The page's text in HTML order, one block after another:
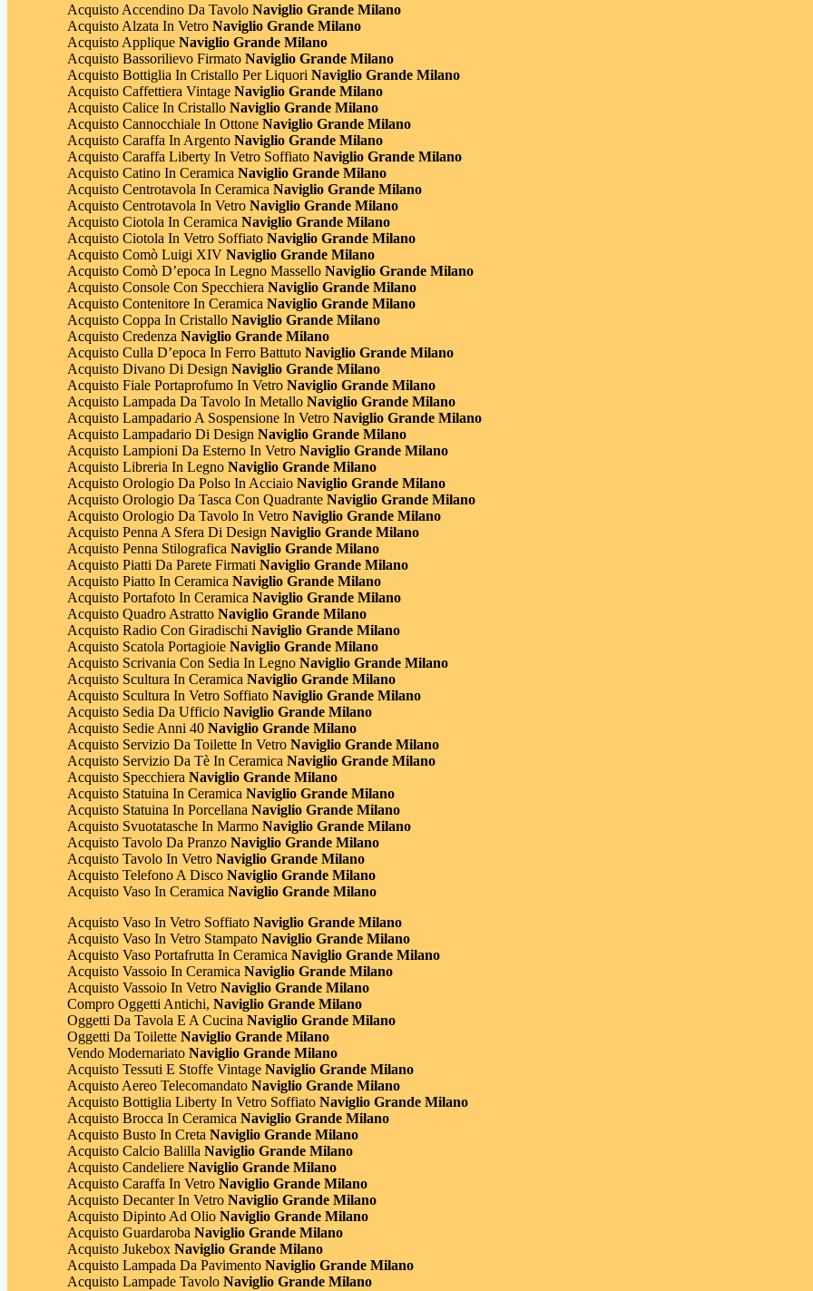
Acquisto Accendino Da Tavolo Naviglio Grande Milano
Acquisto Alzata In Vetro Naviglio Grande Milano
Acquisto Applique Naviglio Grande Milano
Acquisto Bassorilievo Firmato Naviglio Grande Milano
Acquisto Bottiglia In Cristallo Per Liquori Naviglio Grande Milano
Acquisto Caffettiera Vintage Naviglio Grande Milano
Acquisto Calice In Cristallo Naviglio Grande Milano
Acquisto Cannocchiale In Ottone Naviglio Grande Milano
Acquisto Caraffa In Argento Naviglio Grande Milano
Acquisto Caraffa Liberty In Vetro Soffiato Naviglio Grande Milano
Acquisto Catino In Ceramica Naviglio Grande Milano
Acquisto Centrotavola In Ceramica Naviglio Grande Milano
Acquisto Centrotavola In Vetro Naviglio Grande Milano
Acquisto Ciotola In Ceramica Naviglio Grande Milano
Acquisto Ciotola In Vetro Soffiato Naviglio Grande Milano
Acquisto Comò Luigi XIV Naviglio Grande Milano
Acquisto Comò D’epoca In Legno Massello Naviglio Grande Milano
Acquisto Console Con Specchiera Naviglio Grande Milano
Acquisto Contenitore In Ceramica Naviglio Grande Milano
Acquisto Coppa In Cristallo Naviglio Grande Milano
Acquisto Credenza Naviglio Grande Milano
Acquisto Culla D’epoca In Ferro Battuto Naviglio Grande Milano
Acquisto Divano Di Design Naviglio Grande Milano
Acquisto Fiale Portaprofumo In Vetro Naviglio Grande Milano
Acquisto Lampada Da Tavolo In Metallo Naviglio Grande Milano
Acquisto Lampadario A Sospensione In Vetro Naviglio Grande Milano
Acquisto Lampadario Di Design Naviglio Grande Milano
Acquisto Lampioni Da Esterno In Vetro Naviglio Grande Milano
Acquisto Libreria In Legno Naviglio Grande Milano
Acquisto Orologio Da Polso In Acciaio Naviglio Grande Milano
Acquisto Orologio Da Tasca Con Quadrante Naviglio Grande Milano
Acquisto Orologio Da Tavolo In Vetro Naviglio Grande Milano
Acquisto Penna A Sfera Di Design Naviglio Grande Milano
Acquisto Penna Stilografica Naviglio Grande Milano
Acquisto Piatti Da Parete Firmati Naviglio Grande Milano
Acquisto Piatto In Ceramica Naviglio Grande Milano
Acquisto Portafoto In Ceramica Naviglio Grande Milano
Acquisto Quadro Astratto Naviglio Grande Milano
Acquisto Radio Con Giradischi Naviglio Grande Milano
Acquisto Scatola Portagioie Naviglio Grande Milano
Acquisto Scrivania Con Sedia In Legno Naviglio Grande Milano
Acquisto Scultura In Ceramica Naviglio Grande Milano
Acquisto Scultura In Vetro Soffiato Naviglio Grande Milano
Acquisto Sedia Da Ufficio Naviglio Grande Milano
Acquisto Sedie Anni 40 Naviglio Grande Milano
Acquisto Servizio Da Toilette In Vetro Naviglio Grande Milano
Acquisto Servizio Da Tè In Ceramica Naviglio Grande Milano
Acquisto Specchiera Naviglio Grande Milano
Acquisto Statuina In Ceramica Naviglio Grande Milano
Acquisto Statuina In Porcellana Naviglio Grande Milano
Acquisto Svuotatasche In Marmo Naviglio Grande Milano
Acquisto Tavolo Da Pranzo Naviglio Grande Milano
Acquisto Tavolo In Vetro Naviglio Grande Milano
Acquisto Telefono A Disco Naviglio Grande Milano
Acquisto Vaso In Ceramica Naviglio Grande Milano
Acquisto Vaso In Vetro Soffiato Naviglio Grande Milano
Acquisto Vaso In Vetro Stampato Naviglio Grande Milano
Acquisto Vaso Portafrutta In Ceramica Naviglio Grande Milano
Acquisto Vassoio In Ceramica Naviglio Grande Milano
Acquisto Vassoio In Vetro Naviglio Grande Milano
Compro Oggetti Antichi, Naviglio Grande Milano
Oggetti Da Tavola E A Cucina Naviglio Grande Milano
Oggetti Da Toilette Naviglio Grande Milano
Vendo Modernariato Naviglio Grande Milano
Acquisto Tessuti E Stoffe Vintage Naviglio Grande Milano
Acquisto Aereo Telecomandato Naviglio Grande Milano
Acquisto Bottiglia Liberty In Vetro Soffiato Naviglio Grande Milano
Acquisto Brocca In Ceramica Naviglio Grande Milano
Acquisto Busto In Creta Naviglio Grande Milano
Acquisto Calcio Balilla Naviglio Grande Milano
Acquisto Candeliere Naviglio Grande Milano
Acquisto Caraffa In Vetro Naviglio Grande Milano
Acquisto Decanter In Vetro Naviglio Grande Milano
Acquisto Dipinto Ad Olio Naviglio Grande Milano
Acquisto Guardaroba Naviglio Grande Milano
Acquisto Jukebox Naviglio Grande Milano
Acquisto Lampada Da Pavimento Naviglio Grande Milano
Acquisto Lampade Tavolo Naviglio Grande Milano